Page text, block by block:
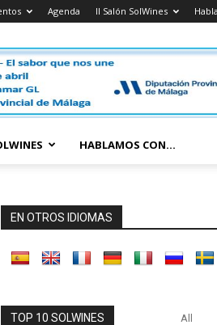
Agenda II Salón SolWines
HABLAMOS CON…
EN OTROS IDIOMAS
TOP 10 SOLWINES All